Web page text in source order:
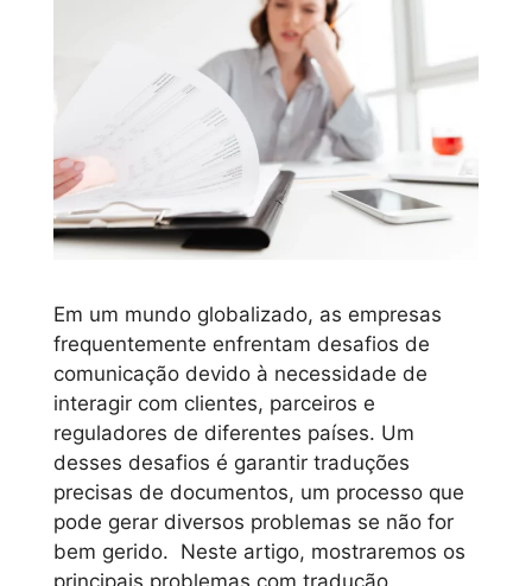
Em um mundo globalizado, as empresas
frequentemente enfrentam desafios de
comunicação devido à necessidade de
interagir com clientes, parceiros e
reguladores de diferentes países. Um
desses desafios é garantir traduções
precisas de documentos, um processo que
pode gerar diversos problemas se não for
bem gerido. Neste artigo, mostraremos os